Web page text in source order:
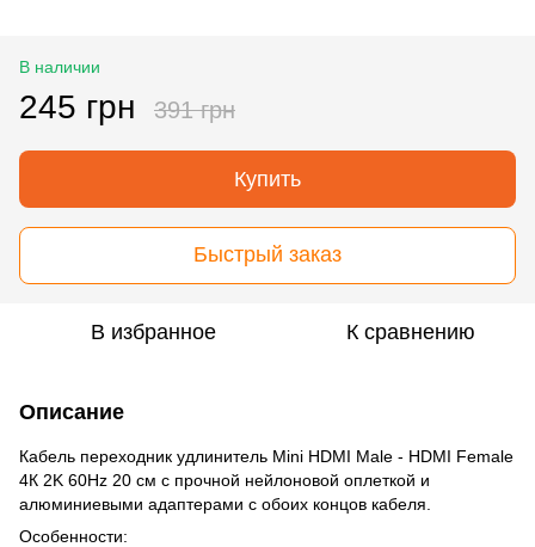
В наличии
245 грн 391 грн
Купить
Быстрый заказ
В избранное К сравнению
Описание
Кабель переходник удлинитель Mini HDMI Male - HDMI Female
4К 2K 60Hz 20 см c прочной нейлоновой оплеткой и
алюминиевыми адаптерами с обоих концов кабеля.
Особенности: